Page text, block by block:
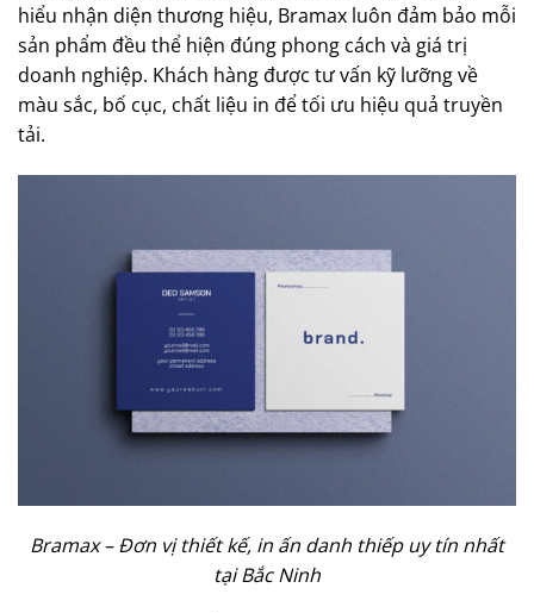
hiểu nhận diện thương hiệu, Bramax luôn đảm bảo mỗi
sản phẩm đều thể hiện đúng phong cách và giá trị
doanh nghiệp. Khách hàng được tư vấn kỹ lưỡng về
màu sắc, bố cục, chất liệu in để tối ưu hiệu quả truyền
tải.
Bramax – Đơn vị thiết kế, in ấn danh thiếp uy tín nhất
tại Bắc Ninh